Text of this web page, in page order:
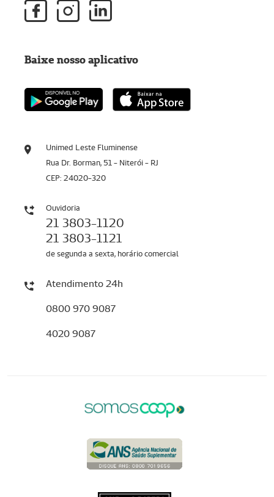
Unimed Leste Fluminense
Rua Dr. Borman, 51 - Niterói - RJ
CEP: 24020-320
Ouvidoria
21 3803-1120
21 3803-1121
de segunda a sexta, horário comercial
Atendimento 24h
0800 970 9087
4020 9087
Baixe nosso aplicativo